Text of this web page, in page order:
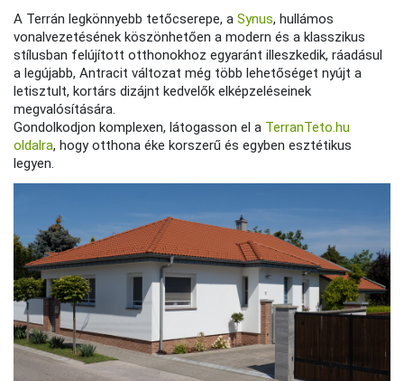
A Terrán legkönnyebb tetőcserepe, aSynus, hullámos
vonalvezetésének köszönhetően a modern és a klasszikus
stílusban felújított otthonokhoz egyaránt illeszkedik, ráadásul
a legújabb, Antracit változat még több lehetőséget nyújt a
letisztult, kortárs dizájnt kedvelők elképzeléseinek
megvalósítására.
Gondolkodjon komplexen, látogasson el a TerranTeto.hu
oldalra, hogy otthona éke korszerű és egyben esztétikus
legyen.